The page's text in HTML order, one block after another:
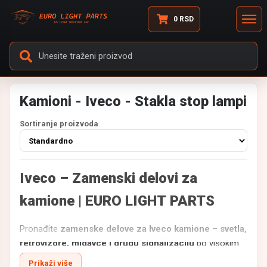
0 RSD
Kamioni - Iveco - Stakla stop lampi
Sortiranje proizvoda
Iveco – Zamenski delovi za
kamione | EURO LIGHT PARTS
Pronađite zamenske delove za Iveco kamione – svetla,
retrovizore, migavce i drugu signalizaciju po visokim
standardima izrade.
Prikaži više